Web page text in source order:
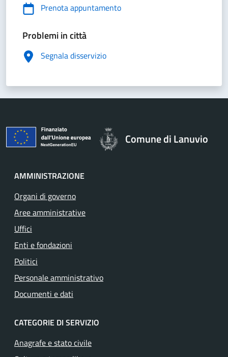
Prenota appuntamento
Problemi in città
Segnala disservizio
Comune di Lanuvio
AMMINISTRAZIONE
Organi di governo
Aree amministrative
Uffici
Enti e fondazioni
Politici
Personale amministrativo
Documenti e dati
CATEGORIE DI SERVIZIO
Anagrafe e stato civile